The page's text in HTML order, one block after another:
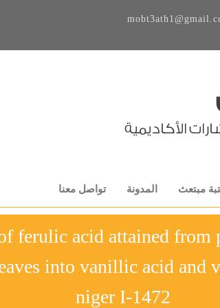
مبتعث المدونة تواصل معنا
ferulic acid attained from
into vanillic acid and
niger I-1472